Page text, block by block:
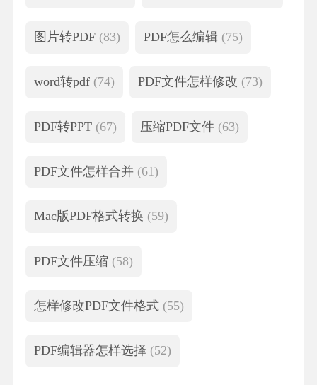
图片转PDF (83) PDF怎么编辑 (75)
word转pdf (74) PDF文件怎样修改 (73)
PDF转PPT (67) 压缩PDF文件 (63)
PDF文件怎样合并 (61)
Mac版PDF格式转换 (59)
PDF文件压缩 (58)
怎样修改PDF文件格式 (55)
PDF编辑器怎样选择 (52)